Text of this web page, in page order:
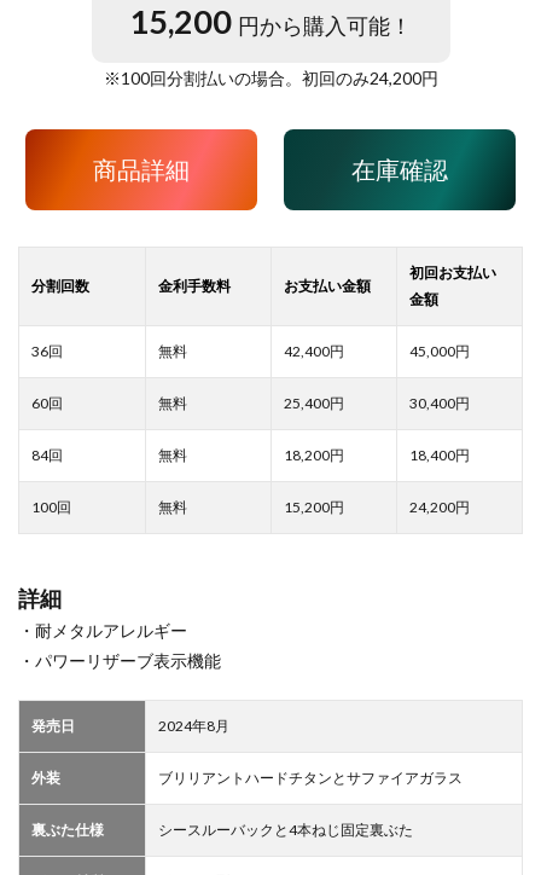
15,200 円から購入可能！
※100回分割払いの場合。初回のみ24,200円
商品詳細 在庫確認
42,400 45,000
25,400 30,400
18,200 18,400
15,200 24,200
詳細
・耐メタルアレルギー
・パワーリザーブ表示機能
発売日 2024年8月
外装 ブリリアントハードチタンとサファイアガラス
裏ぶた仕様 シースルーバックと4本ねじ固定裏ぶた